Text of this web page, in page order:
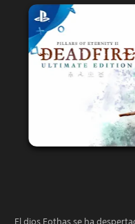
El dios Eothas se ha